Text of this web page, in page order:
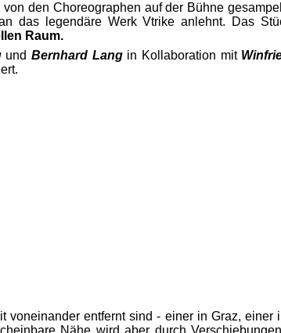
den Choreographen auf der Bühne
das legendäre Werk Vtrike anlehnt. Das
Raum.
und Bernhard Langin Kollaboration mit
voneinander entfernt sind - einer in Graz, einer
Nähe wird aber durch